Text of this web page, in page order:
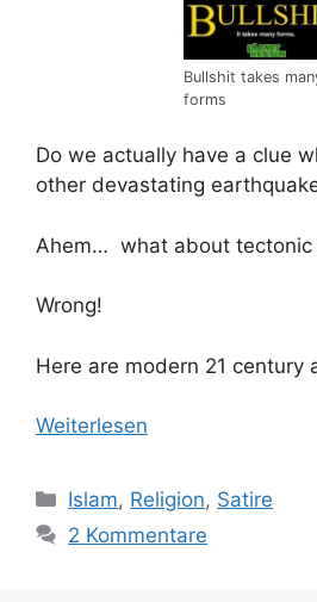
Bullshit takes
forms
Do we actually have a clue
other devastating
Ahem… what about tectonic
Wrong!
Here are modern 21 century
Weiterlesen
Kategorien
Islam, Religion, Satire
2 Kommentare